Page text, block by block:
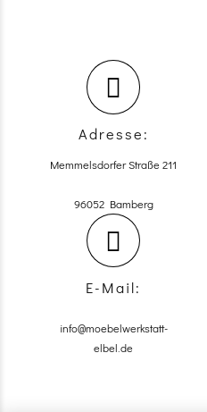
Adresse:
Memmelsdorfer Straße 211
96052 Bamberg
E-Mail:
info@moebelwerkstatt-
elbel.de